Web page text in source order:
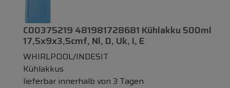
C00375219 481981728681 Kühlakku 500ml
17,5x9x3,5cmf, Nl, D, Uk, I, E
WHIRLPOOL/INDESIT
Kühlakkus
lieferbar innerhalb von 3 Tagen